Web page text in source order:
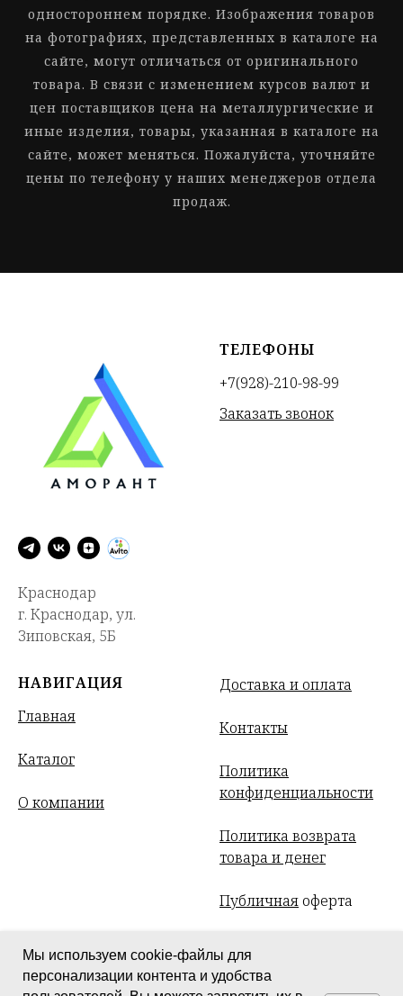
Мы используем cookie-файлы для
персонализации контента и удобства
одностороннем порядке. Изображения товаров
на фотографиях, представленных в каталоге на
сайте, могут отличаться от оригинального
товара. В связи с изменением курсов валют и
цен поставщиков цена на металлургические и
иные изделия, товары, указанная в каталоге на
сайте, может меняться. Пожалуйста, уточняйте
цены по телефону у наших менеджеров отдела
продаж.
Краснодар
г. Краснодар, ул.
Зиповская, 5Б
ТЕЛЕФОНЫ
+7(928)-210-98-99
Заказать звонок
НАВИГАЦИЯ
Главная
Каталог
О компании
Доставка и оплата
Контакты
Политика
конфиденциальности
Политика возврата
товара и денег
Публичнаяоферта